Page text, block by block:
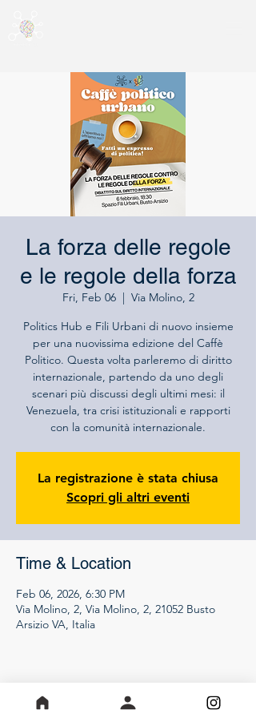
La forza delle regole
e le regole della forza
Fri, Feb 06
  |
Via Molino, 2
Politics Hub e Fili Urbani di nuovo insieme
per una nuovissima edizione del Caffè
Politico. Questa volta parleremo di diritto
internazionale, partendo da uno degli
scenari più discussi degli ultimi mesi: il
Venezuela, tra crisi istituzionali e rapporti
con la comunità internazionale.
La registrazione è stata chiusa
Scopri gli altri eventi
Time & Location
Feb 06, 2026, 6:30 PM
Via Molino, 2, Via Molino, 2, 21052 Busto
Arsizio VA, Italia
Share this event